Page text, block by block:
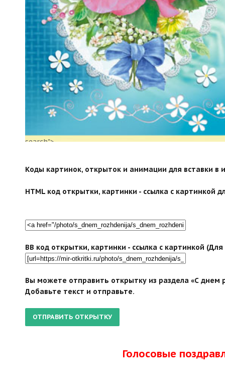
search">
Коды картинок, открыток и анимации для вставки в
HTML код открытки, картинки - ссылка с картинкой
BB код открытки, картинки - ссылка с картинкой
Вы можете отправить открытку из раздела «С
Добавьте текст и отправьте.
Голосовые